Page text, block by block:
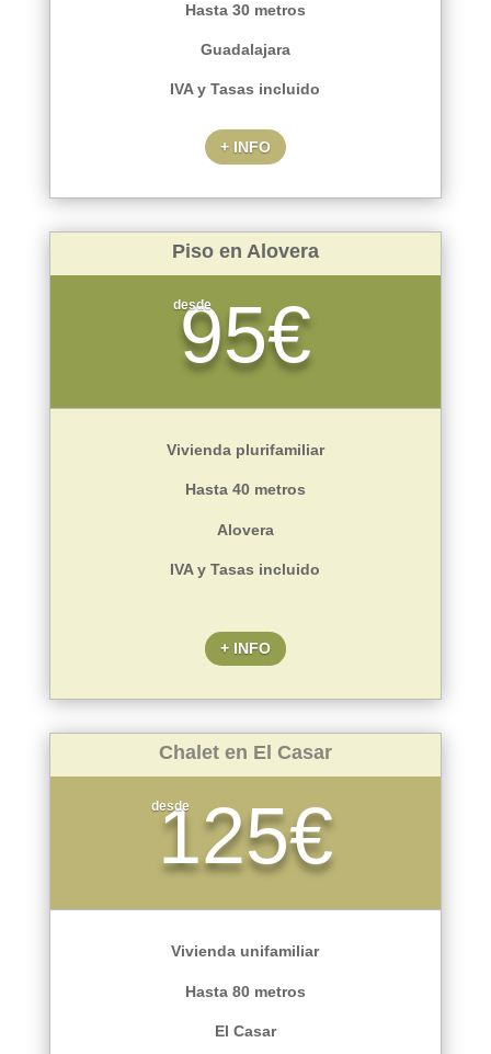
Hasta 30 metros
Guadalajara
IVA y Tasas incluido
+ INFO
Piso en Alovera
desde
95€
Vivienda plurifamiliar
Hasta 40 metros
Alovera
IVA y Tasas incluido
+ INFO
Chalet en El Casar
desde
125€
Vivienda unifamiliar
Hasta 80 metros
El Casar